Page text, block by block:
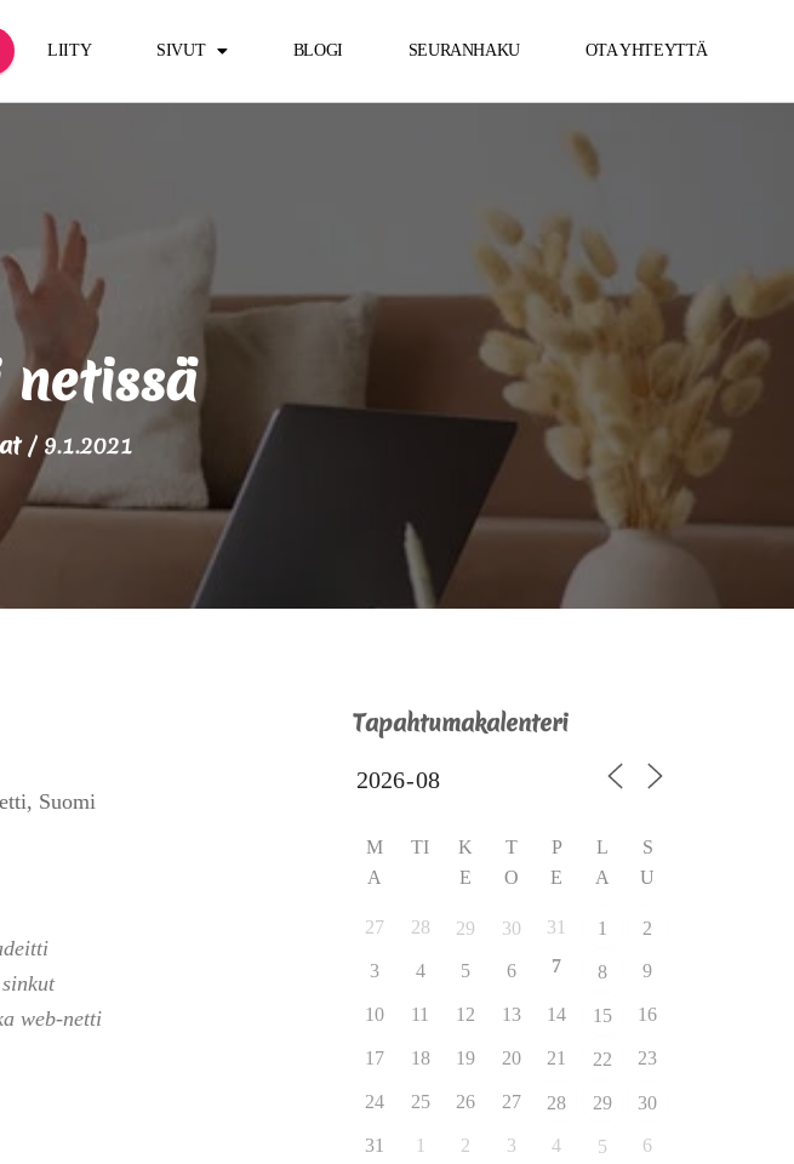
LIITY SIVUT BLOGI SEURANHAKU OTA YHTEYTTÄ
/ 9.1.2021
Suomi
web-netti
Tapahtumakalenteri
M
A
TI
K
E
T
O
P
E
L
A
S
U
27 28 29 30 31 1 2
3 4 5 6 7 8 9
10 11 12 13 14 15 16
17 18 19 20 21 22 23
24 25 26 27 28 29 30
31 1 2 3 4 5 6